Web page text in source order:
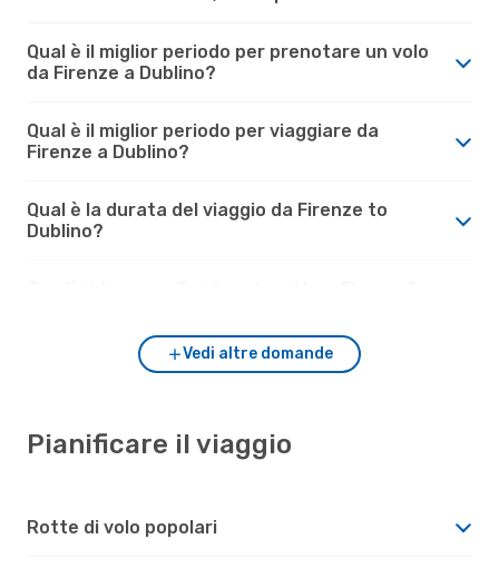
Qual è il miglior periodo per prenotare un volo
da Firenze a Dublino?
Qual è il miglior periodo per viaggiare da
Firenze a Dublino?
Qual è la durata del viaggio da Firenze to
Dublino?
Vedi altre domande
Pianificare il viaggio
Rotte di volo popolari